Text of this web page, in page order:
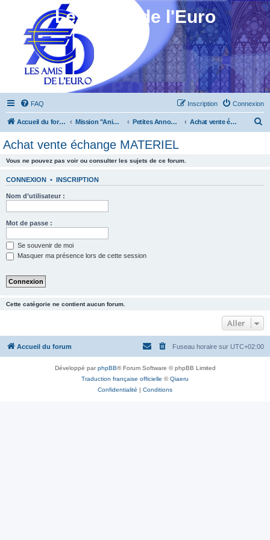
Les Amis de l'Euro
FAQ Connexion
Inscription
Accueil du forum Mission "Animation" Petites Annonces Achat vente échange MATERIEL
Achat vente échange MATERIEL
Vous ne pouvez pas voir ou consulter les sujets de ce forum.
CONNEXION • INSCRIPTION
Nom d’utilisateur :
Mot de passe :
Se souvenir de moi
Masquer ma présence lors de cette session
Cette catégorie ne contient aucun forum.
Aller
Accueil du forum Fuseau horaire sur UTC+02:00
Développé parphpBB® Forum Software © phpBB Limited
Traduction française officielle ©Qiaeru
Confidentialité | Conditions